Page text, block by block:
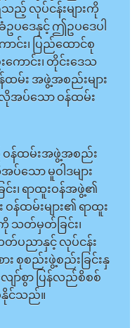
လုပ်ငန်းများကို
ပဒေနှင့် ဤဥပဒေပါ
ာင်း၊ ပြည်ထောင်စု
ောင်း၊ တိုင်းဒေသ
မ်း အဖွဲ့အစည်းများ
ပ်သော ဝန်ထမ်း
ဝန်ထမ်းအဖွဲ့အစည်း
ပ်သော မူဝါဒများ
င်း၊ ရာထူးဝန်အဖွဲ့၏
န်ထမ်းများ၏ ရာထူး
ကို သတ်မှတ်ခြင်း၊
တ်ပညာနှင့် လုပ်ငန်း
စုစည်းဖွဲ့စည်းခြင်းနှ
ော်စွာ ပြန်လည်စိစစ်
နိုင်သည်။